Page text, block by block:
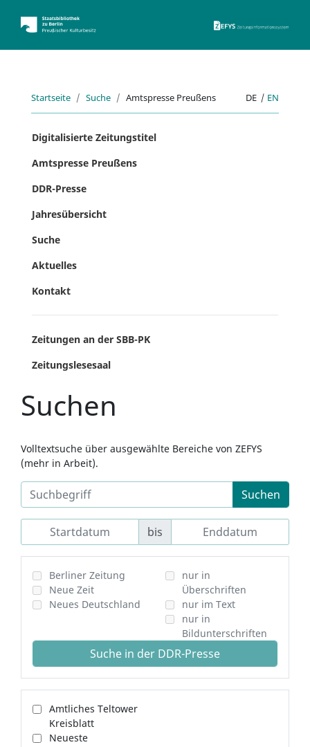
Startseite Suche Amtspresse Preußens DE | EN
Digitalisierte Zeitungstitel
Amtspresse Preußens
DDR-Presse
Jahresübersicht
Suche
Aktuelles
Kontakt
Zeitungen an der SBB-PK
Zeitungslesesaal
Suchen
Volltextsuche über ausgewählte Bereiche von ZEFYS
(mehr in Arbeit).
Suchen
bis
Berliner Zeitung
Neue Zeit
Neues Deutschland
nur in
Überschriften
nur im Text
nur in
Bildunterschriften
Suche in der DDR-Presse
Amtliches Teltower
Kreisblatt
Neueste